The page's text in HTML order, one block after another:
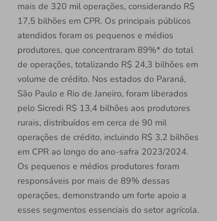
mais de 320 mil operações, considerando R$
17,5 bilhões em CPR. Os principais públicos
atendidos foram os pequenos e médios
produtores, que concentraram 89%* do total
de operações, totalizando R$ 24,3 bilhões em
volume de crédito. Nos estados do Paraná,
São Paulo e Rio de Janeiro, foram liberados
pelo Sicredi R$ 13,4 bilhões aos produtores
rurais, distribuídos em cerca de 90 mil
operações de crédito, incluindo R$ 3,2 bilhões
em CPR ao longo do ano-safra 2023/2024.
Os pequenos e médios produtores foram
responsáveis por mais de 89% dessas
operações, demonstrando um forte apoio a
esses segmentos essenciais do setor agrícola.